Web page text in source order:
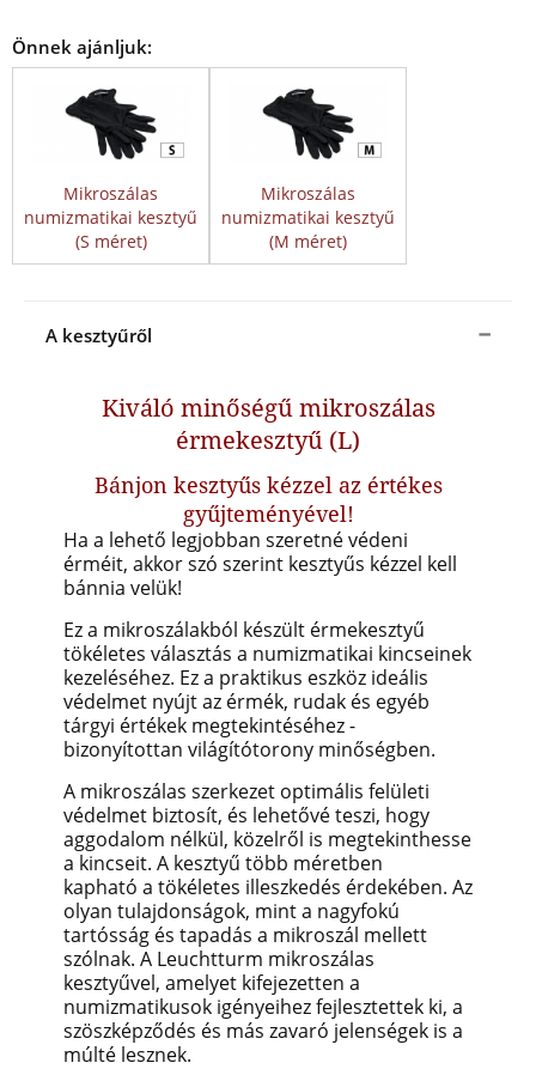
Önnek ajánljuk:
Mikroszálas
numizmatikai kesztyű
(S méret)
Mikroszálas
numizmatikai kesztyű
(M méret)
A kesztyűről
Kiváló minőségű mikroszálas
érmekesztyű (L)
Bánjon kesztyűs kézzel az értékes
gyűjteményével!
Ha a lehető legjobban szeretné védeni
érméit, akkor szó szerint kesztyűs kézzel kell
bánnia velük!
Ez a mikroszálakból készült érmekesztyű
tökéletes választás a numizmatikai kincseinek
kezeléséhez. Ez a praktikus eszköz ideális
védelmet nyújt az érmék, rudak és egyéb
tárgyi értékek megtekintéséhez -
bizonyítottan világítótorony minőségben.
A mikroszálas szerkezet optimális felületi
védelmet biztosít, és lehetővé teszi, hogy
aggodalom nélkül, közelről is megtekinthesse
a kincseit. A kesztyű több méretben
kapható a tökéletes illeszkedés érdekében. Az
olyan tulajdonságok, mint a nagyfokú
tartósság és tapadás a mikroszál mellett
szólnak. A Leuchtturm mikroszálas
kesztyűvel, amelyet kifejezetten a
numizmatikusok igényeihez fejlesztettek ki, a
szöszképződés és más zavaró jelenségek is a
múlté lesznek.